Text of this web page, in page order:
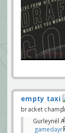
empty taxi
bracket
Gurleynél